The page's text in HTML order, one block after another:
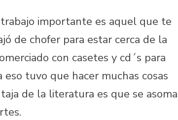
importante es aquel que te
de chofer para estar cerca de la
con casetes y cd´s para
tuvo que hacer muchas cosas
de la literatura es que se asoma